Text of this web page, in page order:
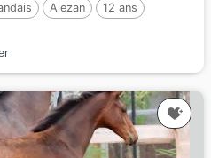
Alezan
12 ans